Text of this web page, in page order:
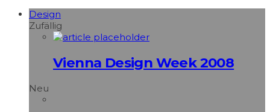
Design
Zufällig
Vienna Design Week 2008
Neu